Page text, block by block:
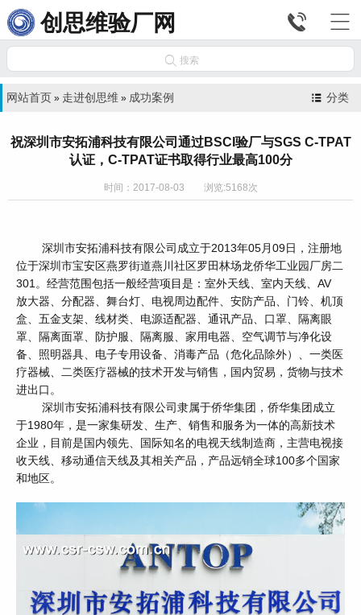
创思维验厂网 

 搜索
分类
网站首页 » 走进创思维 » 成功案例
祝深圳市安拓浦科技有限公司通过BSCI验厂与SGS C-TPAT
认证，C-TPAT证书取得行业最高100分
时间：2017-08-03 浏览:5168次
深圳市安拓浦科技有限公司成立于2013年05月09日，注册地
位于深圳市宝安区燕罗街道燕川社区罗田林场龙侨华工业园厂房二
301。经营范围包括一般经营项目是：室外天线、室内天线、AV
放大器、分配器、舞台灯、电视周边配件、安防产品、门铃、机顶
盒、五金支架、线材类、电源适配器、通讯产品、口罩、隔离眼
罩、隔离面罩、防护服、隔离服、家用电器、空气调节与净化设
备、照明器具、电子专用设备、消毒产品（危化品除外）、一类医
疗器械、二类医疗器械的技术开发与销售，国内贸易，货物与技术
进出口。
深圳市安拓浦科技有限公司隶属于侨华集团，侨华集团成立
于1980年，是一家集研发、生产、销售和服务为一体的高新技术
企业，目前是国内领先、国际知名的电视天线制造商，主营电视接
收天线、移动通信天线及其相关产品，产品远销全球100多个国家
和地区。